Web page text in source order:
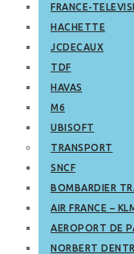
FRANCE-
HACHETTE
JCDECAUX
TDF
HAVAS
M6
UBISOFT
TRANSPORT
SNCF
BOMBARDIER
AIR FRANCE –
AEROPORT DE
NORBERT